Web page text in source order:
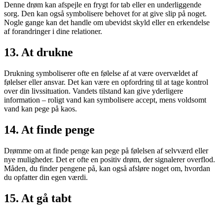
Denne drøm kan afspejle en frygt for tab eller en underliggende
sorg. Den kan også symbolisere behovet for at give slip på noget.
Nogle gange kan det handle om ubevidst skyld eller en erkendelse
af forandringer i dine relationer.
13. At drukne
Drukning symboliserer ofte en følelse af at være overvældet af
følelser eller ansvar. Det kan være en opfordring til at tage kontrol
over din livssituation. Vandets tilstand kan give yderligere
information – roligt vand kan symbolisere accept, mens voldsomt
vand kan pege på kaos.
14. At finde penge
Drømme om at finde penge kan pege på følelsen af selvværd eller
nye muligheder. Det er ofte en positiv drøm, der signalerer overflod.
Måden, du finder pengene på, kan også afsløre noget om, hvordan
du opfatter din egen værdi.
15. At gå tabt